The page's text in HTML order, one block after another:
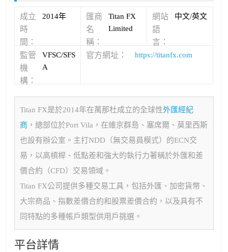
成立
時
間：
2014年
匯商
名
稱：
Titan FX
Limited
網站
語
言：
中文/英文
監管
機
構：
VFSC/SFS
A
官方網址： https://titanfx.com
Titan FX是於2014年在萬那杜成立的全球性外匯經紀
商 ，總部位於Port Vila，在維京群島、塞席爾、莫里西斯
也設有辦公室。主打NDD（無交易員模式）的ECN交
易，以高槓桿、低點差和強大的執行力著稱於外匯和差
價合約（CFD）交易領域。
Titan FX公司提供多種交易工具，包括外匯、加密貨幣、
大宗商品、指數差價合約和股票差價合約，以及具有不
同特點的多種帳戶類型供用戶挑選。
平台詳情